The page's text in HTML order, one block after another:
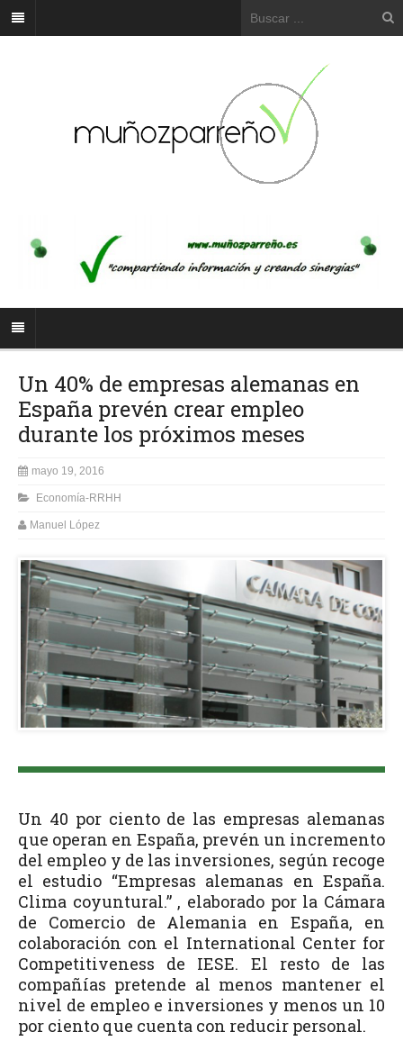
Un 40% de empresas alemanas en
España prevén crear empleo
durante los próximos meses
mayo 19, 2016
Economía-RRHH
Manuel López
Un 40 por ciento de las empresas alemanas
que operan en España, prevén un incremento
del empleo y de las inversiones, según recoge
el estudio “Empresas alemanas en España.
Clima coyuntural.” , elaborado por la Cámara
de Comercio de Alemania en España, en
colaboración con el International Center for
Competitiveness de IESE. El resto de las
compañías pretende al menos mantener el
nivel de empleo e inversiones y menos un 10
por ciento que cuenta con reducir personal.